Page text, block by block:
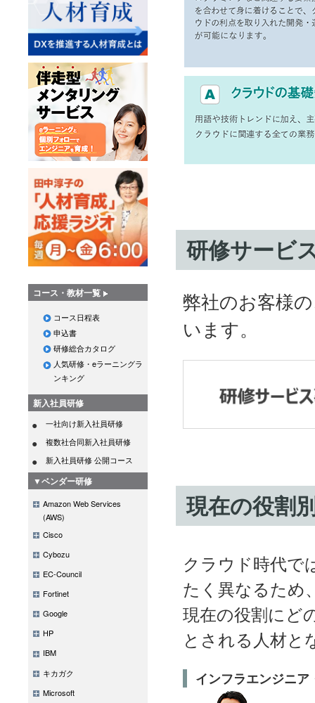
コース・教材一覧
コース日程表
申込書
研修総合カタログ
人気研修・eラーニングラ
ンキング
新入社員研修
一社向け新入社員研修
複数社合同新入社員研修
新入社員研修 公開コース
▼ベンダー研修
Amazon Web Services
(AWS)
Cisco
Cybozu
EC-Council
Fortinet
Google
HP
IBM
キカガク
Microsoft
研修サービ
弊社のお客様
います。
現在の役割
クラウド時代で
たく異なるため
現在の役割にど
とされる人材と
インフラエンジニ